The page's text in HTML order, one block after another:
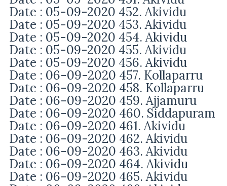
Date : 05-09-2020 452. Akividu
Date : 05-09-2020 453. Akividu
Date : 05-09-2020 454. Akividu
Date : 05-09-2020 455. Akividu
Date : 05-09-2020 456. Akividu
Date : 06-09-2020 457. Kollaparru
Date : 06-09-2020 458. Kollaparru
Date : 06-09-2020 459. Ajjamuru
Date : 06-09-2020 460. Siddapuram
Date : 06-09-2020 461. Akividu
Date : 06-09-2020 462. Akividu
Date : 06-09-2020 463. Akividu
Date : 06-09-2020 464. Akividu
Date : 06-09-2020 465. Akividu